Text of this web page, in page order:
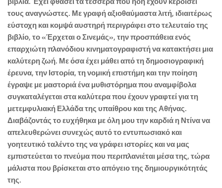
τους αναγνώστες. Με γραφή αξιοθαύμαστα λιτή, ιδιαιτέρως
εύστοχη και κομψά αυστηρή περιγράφει στο τελευταίο της
βιβλίο, το «Έρχεται ο Σινεμάς», την προσπάθεια ενός
επαρχιώτη πλανόδιου κινηματογραφιστή να κατακτήσει μια
καλύτερη ζωή. Με όσα έχει μάθει από τη δημοσιογραφική
έρευνα, την Ιστορία, τη νομική επιστήμη και την ποίηση
έγραψε με μαστοριά ένα μυθιστόρημα που αναμφίβολα
συγκαταλέγεται στα καλύτερα που έχουν γραφτεί για τη
μετεμφυλιακή Ελλάδα της υπαίθρου και της Αθήνας.
Διαβάζοντάς το ευχήθηκα με όλη μου την καρδιά η Ντίνα να
απελευθερώνει συνεχώς αυτό το εντυπωσιακό και
γοητευτικό ταλέντο της να γράφει ιστορίες και να μας
εμπιστεύεται το πνεύμα που περιπλανιέται μέσα της, τώρα
μάλιστα που βρίσκεται στο απόγειο της δημιουργικότητάς
της.